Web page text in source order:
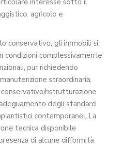
interesse sotto il
agricolo e
conservativo, gli immobili si
condizioni complessivamente
pur richiedendo
straordinaria,
ristrutturazione
degli standard
contemporanei. La
tecnica disponibile
di alcune difformità